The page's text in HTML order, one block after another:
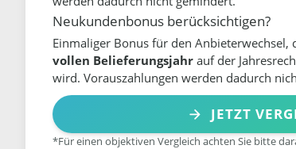
Neukundenbonus berücksichtigen?
Einmaliger Bonus für den Anbieterwechsel,
vollen Belieferungsjahr auf der
wird. Vorauszahlungen werden dadurch
JETZT
*Für einen objektiven Vergleich achten Sie bitte